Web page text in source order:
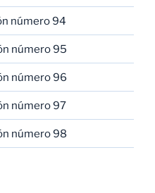
número 94
número 95
número 96
número 97
número 98